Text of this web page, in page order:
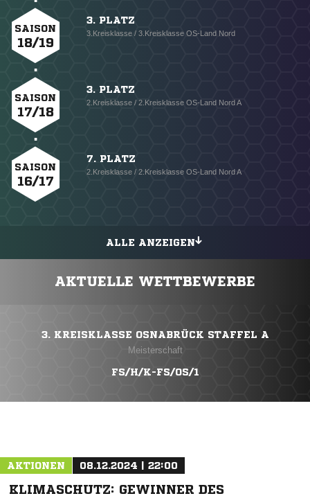
SAISON
18/19
3. PLATZ
3.Kreisklasse / 3.Kreisklasse OS-Land Nord
SAISON
17/18
3. PLATZ
2.Kreisklasse / 2.Kreisklasse OS-Land Nord A
SAISON
16/17
7. PLATZ
2.Kreisklasse / 2.Kreisklasse OS-Land Nord A
ALLE ANZEIGEN
AKTUELLE WETTBEWERBE
3. KREISKLASSE OSNABRÜCK STAFFEL A
Meisterschaft
FS/H/K-FS/OS/1
AKTIONEN 08.12.2024 | 22:00
KLIMASCHUTZ: GEWINNER DES